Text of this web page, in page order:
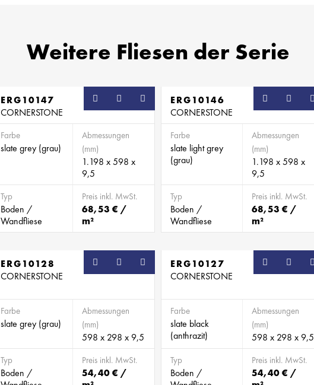
Weitere Fliesen der Serie
ERG10147
CORNERSTONE
Farbe
slate grey (grau)
Abmessungen
(mm)
1.198 x 598 x
9,5
Typ
Boden /
Wandfliese
Preis inkl. MwSt.
68,53 € /
m²
ERG10146
CORNERSTONE
Farbe
slate light grey
(grau)
Abmessungen
(mm)
1.198 x 598 x
9,5
Typ
Boden /
Wandfliese
Preis inkl. MwSt.
68,53 € /
m²
ERG10128
CORNERSTONE
Farbe
slate grey (grau)
Abmessungen
(mm)
598 x 298 x 9,5
Typ
Boden /
Preis inkl. MwSt.
54,40 € /
ERG10127
CORNERSTONE
Farbe
slate black
(anthrazit)
Abmessungen
(mm)
598 x 298 x 9,5
Typ
Boden /
Preis inkl. MwSt.
54,40 € /